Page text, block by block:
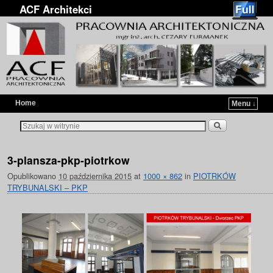
ACF Architekci
Home
Menu ↓
3-plansza-pkp-piotrkow
Opublikowano 10 października 2015 at 1000 × 862 in PIOTRKÓW
TRYBUNALSKI – PKP